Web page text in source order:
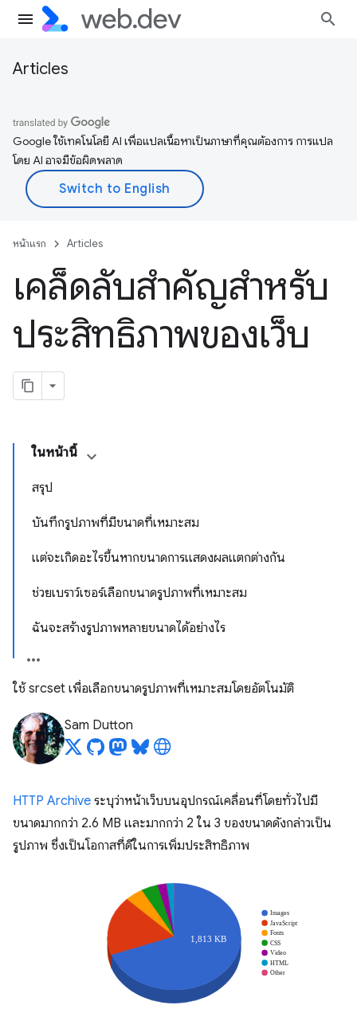
Articles
Google ใช้เทคโนโลยี AI เพื่อแปลเนื้อหาเป็นภาษาที่คุณต้องการ การแปล
โดย AI อาจมีข้อผิดพลาด
หน้าแรก Articles
เคล็ดลับสําคัญสําหรับ
ประสิทธิภาพของเว็บ
ในหน้านี้
สรุป
บันทึกรูปภาพที่มีขนาดที่เหมาะสม
แต่จะเกิดอะไรขึ้นหากขนาดการแสดงผลแตกต่างกัน
ช่วยเบราว์เซอร์เลือกขนาดรูปภาพที่เหมาะสม
ฉันจะสร้างรูปภาพหลายขนาดได้อย่างไร
ใช้ srcset เพื่อเลือกขนาดรูปภาพที่เหมาะสมโดยอัตโนมัติ
Sam Dutton
HTTP Archive ระบุว่าหน้าเว็บบนอุปกรณ์เคลื่อนที่โดยทั่วไปมี
ขนาดมากกว่า 2.6 MB และมากกว่า 2 ใน 3 ของขนาดดังกล่าวเป็น
รูปภาพ ซึ่งเป็นโอกาสที่ดีในการเพิ่มประสิทธิภาพ